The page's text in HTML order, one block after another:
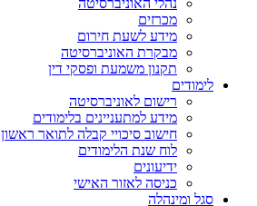
נהלי האוניברסיטה
מכרזים
מידע לשעת חירום
מבקרת האוניברסיטה
תקנון משמעת ופסקי דין
לימודים
רישום לאוניברסיטה
מידע למתעניינים בלימודים
חישוב סיכויי קבלה לתואר ראשון
לוח שנת הלימודים
ידיעונים
כניסה לאזור האישי
סגל ומינהלה